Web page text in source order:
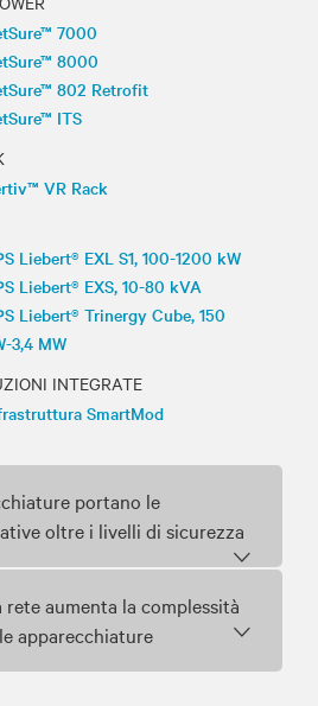
7000
8000
802 Retrofit
ITS
VR Rack
Liebert® EXL S1, 100-1200 kW
Liebert® EXS, 10-80 kVA
Liebert® Trinergy Cube, 150
3,4 MW
INTEGRATE
SmartMod
portano le
oltre i livelli di sicurezza
rete aumenta la complessità
apparecchiature